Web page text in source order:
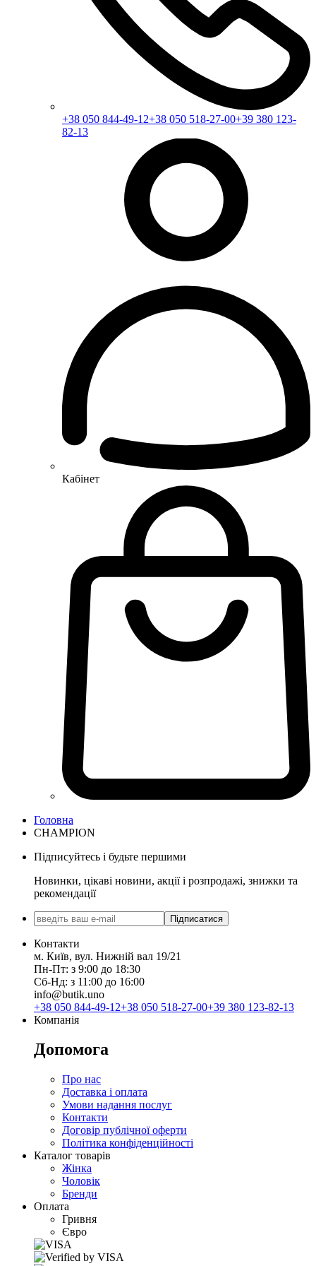
+38 050 844-49-12+38 050 518-27-00+39 380 123-
82-13
Кабінет
Головна
CHAMPION
Підписуйтесь і будьте першими
Новинки, цікаві новини, акції і розпродажі, знижки та
рекомендації
Підписатися
Контакти
м. Київ, вул. Нижній вал 19/21
Пн-Пт: з 9:00 до 18:30
Сб-Нд: з 11:00 до 16:00
info@butik.uno
+38 050 844-49-12+38 050 518-27-00+39 380 123-82-13
Компанія
Допомога
Про нас
Доставка і оплата
Умови надання послуг
Контакти
Договір публічної оферти
Політика конфіденційності
Каталог товарів
Жінка
Чоловік
Бренди
Оплата
Гривня
Євро